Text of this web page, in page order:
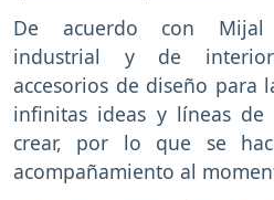
De acuerdo con Mijal
industrial y de
accesorios de diseño para
infinitas ideas y líneas
crear, por lo que se
acompañamiento al